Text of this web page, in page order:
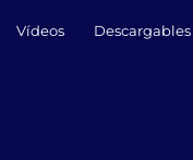
Vídeos Descargables